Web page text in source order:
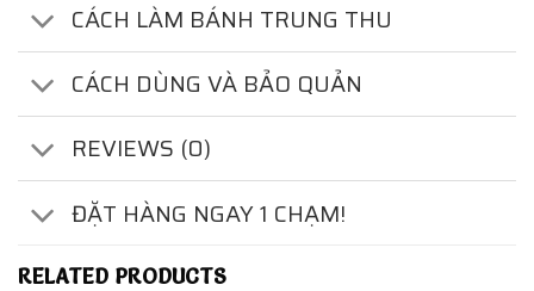
CÁCH LÀM BÁNH TRUNG THU
CÁCH DÙNG VÀ BẢO QUẢN
REVIEWS (0)
ĐẶT HÀNG NGAY 1 CHẠM!
RELATED PRODUCTS